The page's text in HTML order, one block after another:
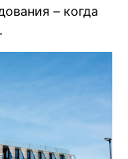
– когда